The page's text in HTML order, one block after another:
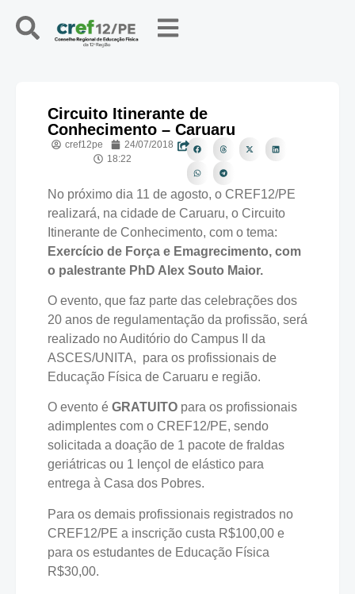
Circuito Itinerante de
Conhecimento – Caruaru
cref12pe
24/07/2018
18:22
No próximo dia 11 de agosto, o CREF12/PE
realizará, na cidade de Caruaru, o Circuito
Itinerante de Conhecimento, com o tema:
Exercício de Força e Emagrecimento, com
o palestrante PhD Alex Souto Maior.
O evento, que faz parte das celebrações dos
20 anos de regulamentação da profissão, será
realizado no Auditório do Campus II da
ASCES/UNITA, para os profissionais de
Educação Física de Caruaru e região.
O evento é GRATUITO para os profissionais
adimplentes com o CREF12/PE, sendo
solicitada a doação de 1 pacote de fraldas
geriátricas ou 1 lençol de elástico para
entrega à Casa dos Pobres.
Para os demais profissionais registrados no
CREF12/PE a inscrição custa R$100,00 e
para os estudantes de Educação Física
R$30,00.